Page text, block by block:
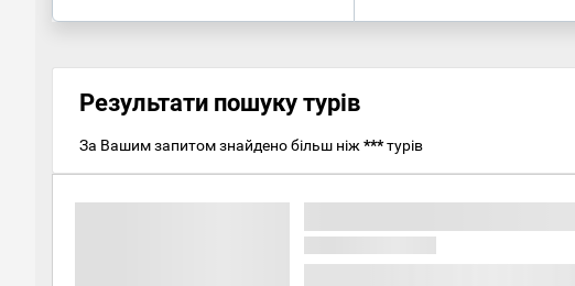
Результати пошуку турів
За Вашим запитом знайдено більш ніж ***турів